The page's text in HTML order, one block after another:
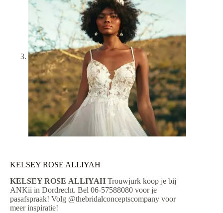
KELSEY ROSE ALLIYAH
KELSEY ROSE ALLIYAH Trouwjurk koop je bij
ANKii in Dordrecht. Bel 06-57588080 voor je
pasafspraak! Volg @thebridalconceptscompany voor
meer inspiratie!